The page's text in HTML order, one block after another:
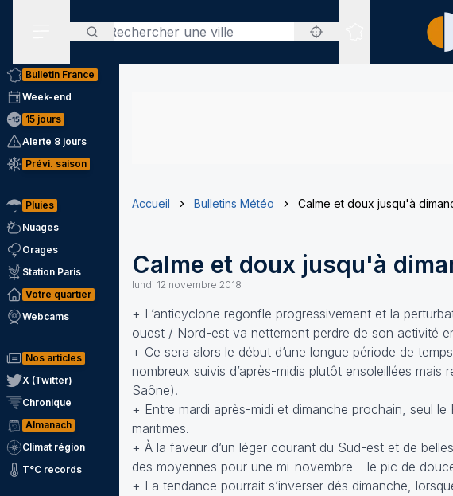
Rechercher
Sites expertisés
Bulletin France
Week-end
15 jours
Alerte 8 jours
Prévi. saison
Pluies
Nuages
Orages
Station Paris
Votre quartier
Webcams
Nos articles
X (Twitter)
Chronique
Almanach
Climat région
T°C records
Accueil Bulletins Météo Calme et doux jusqu'à
Calme et doux jusqu'à
lundi 12 novembre 2018
+ L’anticyclone regonfle progressivement et la
ouest / Nord-est va nettement perdre de son activité
+ Ce sera alors le début d’une longue période de
nombreux suivis d’après-midis plutôt ensoleillées
Saône).
+ Entre mardi après-midi et dimanche prochain, seul
maritimes.
+ À la faveur d’un léger courant du Sud-est et de
des moyennes pour une mi-novembre – le pic de
+ La tendance pourrait s’inverser dés dimanche,